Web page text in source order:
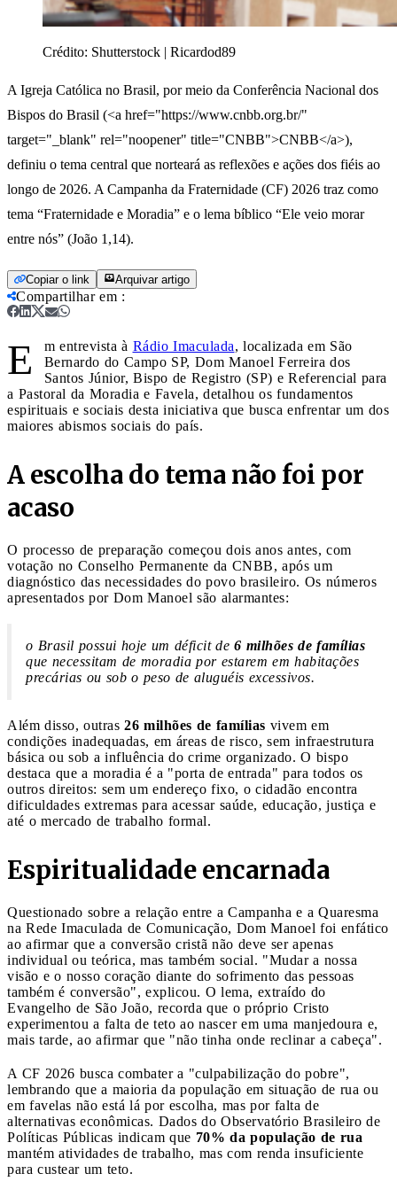
Crédito: Shutterstock | Ricardod89
A Igreja Católica no Brasil, por meio da Conferência Nacional dos
Bispos do Brasil (<a href="https://www.cnbb.org.br/"
target="_blank" rel="noopener" title="CNBB">CNBB</a>),
definiu o tema central que norteará as reflexões e ações dos fiéis ao
longo de 2026. A Campanha da Fraternidade (CF) 2026 traz como
tema “Fraternidade e Moradia” e o lema bíblico “Ele veio morar
entre nós” (João 1,14).
Copiar o link Arquivar artigo
Compartilhar em :
E m entrevista à Rádio Imaculada, localizada em São
Bernardo do Campo SP, Dom Manoel Ferreira dos
Santos Júnior, Bispo de Registro (SP) e Referencial para
a Pastoral da Moradia e Favela, detalhou os fundamentos
espirituais e sociais desta iniciativa que busca enfrentar um dos
maiores abismos sociais do país.
A escolha do tema não foi por
acaso
O processo de preparação começou dois anos antes, com
votação no Conselho Permanente da CNBB, após um
diagnóstico das necessidades do povo brasileiro. Os números
apresentados por Dom Manoel são alarmantes:
o Brasil possui hoje um déficit de 6 milhões de famílias
que necessitam de moradia por estarem em habitações
precárias ou sob o peso de aluguéis excessivos.
Além disso, outras 26 milhões de famílias vivem em
condições inadequadas, em áreas de risco, sem infraestrutura
básica ou sob a influência do crime organizado. O bispo
destaca que a moradia é a "porta de entrada" para todos os
outros direitos: sem um endereço fixo, o cidadão encontra
dificuldades extremas para acessar saúde, educação, justiça e
até o mercado de trabalho formal.
Espiritualidade encarnada
Questionado sobre a relação entre a Campanha e a Quaresma
na Rede Imaculada de Comunicação, Dom Manoel foi enfático
ao afirmar que a conversão cristã não deve ser apenas
individual ou teórica, mas também social. "Mudar a nossa
visão e o nosso coração diante do sofrimento das pessoas
também é conversão", explicou. O lema, extraído do
Evangelho de São João, recorda que o próprio Cristo
experimentou a falta de teto ao nascer em uma manjedoura e,
mais tarde, ao afirmar que "não tinha onde reclinar a cabeça".
A CF 2026 busca combater a "culpabilização do pobre",
lembrando que a maioria da população em situação de rua ou
em favelas não está lá por escolha, mas por falta de
alternativas econômicas. Dados do Observatório Brasileiro de
Políticas Públicas indicam que 70% da população de rua
mantém atividades de trabalho, mas com renda insuficiente
para custear um teto.